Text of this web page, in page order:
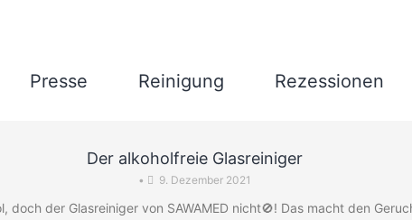
Presse Reinigung Rezessionen
Der alkoholfreie Glasreiniger
• 9. Dezember 2021
doch der Glasreiniger von SAWAMED nicht🚫! Das macht den